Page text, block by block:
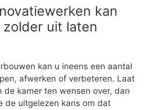
kan
uit laten
kan u ineens een aantal
afwerken of verbeteren. Laat
de kamer ten wensen over, dan
de uitgelezen kans om dat